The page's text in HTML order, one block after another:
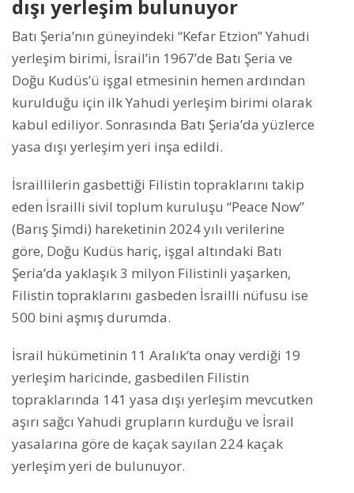
dışı yerleşim bulunuyor
Batı Şeria’nın güneyindeki “Kefar Etzion” Yahudi
yerleşim birimi, İsrail’in 1967’de Batı Şeria ve
Doğu Kudüs’ü işgal etmesinin hemen ardından
kurulduğu için ilk Yahudi yerleşim birimi olarak
kabul ediliyor. Sonrasında Batı Şeria’da yüzlerce
yasa dışı yerleşim yeri inşa edildi.
İsraillilerin gasbettiği Filistin topraklarını takip
eden İsrailli sivil toplum kuruluşu “Peace Now”
(Barış Şimdi) hareketinin 2024 yılı verilerine
göre, Doğu Kudüs hariç, işgal altındaki Batı
Şeria’da yaklaşık 3 milyon Filistinli yaşarken,
Filistin topraklarını gasbeden İsrailli nüfusu ise
500 bini aşmış durumda.
İsrail hükümetinin 11 Aralık’ta onay verdiği 19
yerleşim haricinde, gasbedilen Filistin
topraklarında 141 yasa dışı yerleşim mevcutken
aşırı sağcı Yahudi grupların kurduğu ve İsrail
yasalarına göre de kaçak sayılan 224 kaçak
yerleşim yeri de bulunuyor.